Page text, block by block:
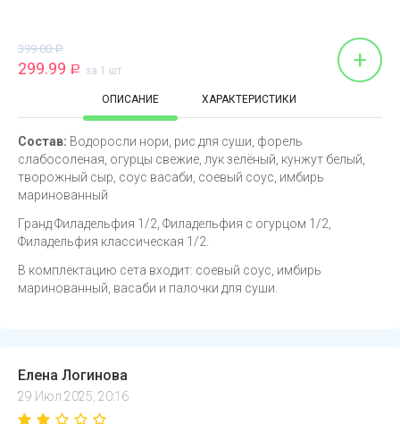
399.00 Р
299.99 Р за 1 шт +
ОПИСАНИЕ ХАРАКТЕРИСТИКИ
Состав: Водоросли нори, рис для суши, форель
слабосоленая, огурцы свежие, лук зелёный, кунжут белый,
творожный сыр, соус васаби, соевый соус, имбирь
маринованный
Гранд Филадельфия 1/2, Филадельфия с огурцом 1/2,
Филадельфия классическая 1/2.
В комплектацию сета входит: соевый соус, имбирь
маринованный, васаби и палочки для суши.
Елена Логинова
29 Июл 2025, 20:16